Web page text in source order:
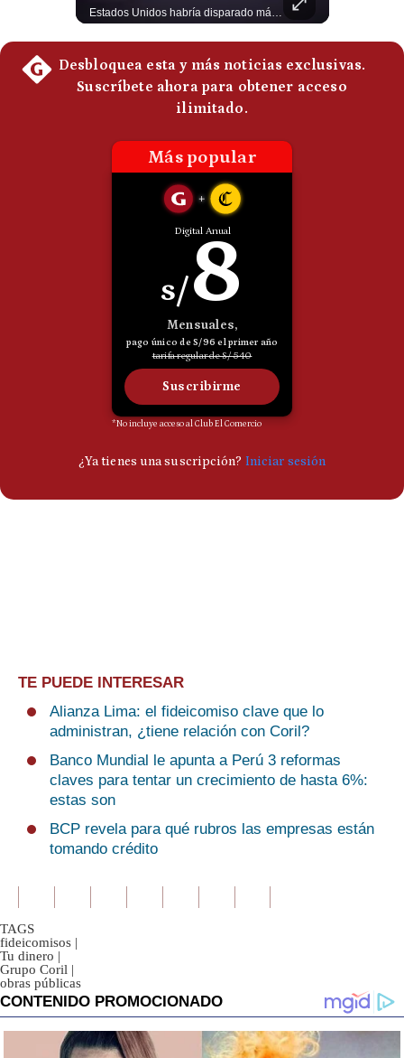
Estados Unidos habría disparado más de 1,000 misiles Tomahawk durante la guerra contra Irán y que sus reservas podrían no recuperar los niveles anteriores hasta 2030 o 2031. Washington y sus aliados habrían utilizado hasta el 61% de sus interceptores Patriot. #EstadosUnidos #Tomahawk #Iran #Misiles #Patriot #Geopolitica #NoticiasInternacionales #Guerra #Shorts 👉 Suscríbete y activa la campana para no perderte nuestro análisis diario. 🌎 Síguenos en nuestras redes sociales: 📌 Web oficial: https://gestion.pe/mundo/ 📌 LinkedIn: http://bit.ly/3HYIET0 📌 X (Twitter): http://bit.ly/4noZtX9 📌 TikTok: http://bit.ly/4evB6TO
TE PUEDE INTERESAR
Alianza Lima: el fideicomiso clave que lo
administran, ¿tiene relación con Coril?
Banco Mundial le apunta a Perú 3 reformas
claves para tentar un crecimiento de hasta 6%:
estas son
BCP revela para qué rubros las empresas están
tomando crédito
TAGS
fideicomisos |
Tu dinero |
Grupo Coril |
obras públicas